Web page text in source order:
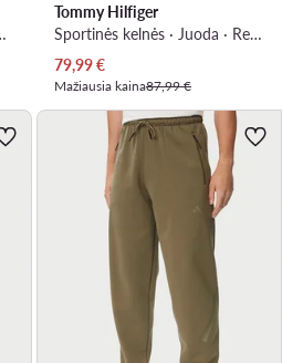
Regular Fit
Tommy Hilfiger
Sportinės kelnės · Juoda · Regular Fit
Dabartinė kaina
79,99€
Mažiausia kaina87,99 €